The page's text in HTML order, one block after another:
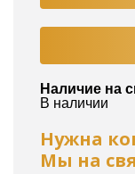
Наличие на
В наличии
Нужна
Мы на